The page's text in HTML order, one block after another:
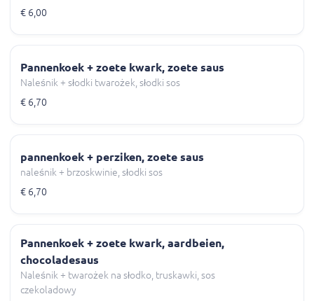
€ 6,00
Pannenkoek + zoete kwark, zoete saus
Naleśnik + słodki twarożek, słodki sos
€ 6,70
pannenkoek + perziken, zoete saus
naleśnik + brzoskwinie, słodki sos
€ 6,70
Pannenkoek + zoete kwark, aardbeien,
chocoladesaus
Naleśnik + twarożek na słodko, truskawki, sos
czekoladowy